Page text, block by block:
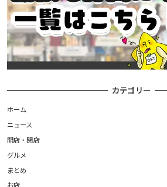
カテゴリー
ホーム
ニュース
開店・閉店
グルメ
まとめ
お店